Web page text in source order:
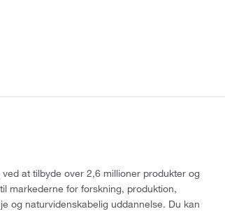
at tilbyde over 2,6 millioner produkter og
markederne for forskning, produktion,
og naturvidenskabelig uddannelse. Du kan